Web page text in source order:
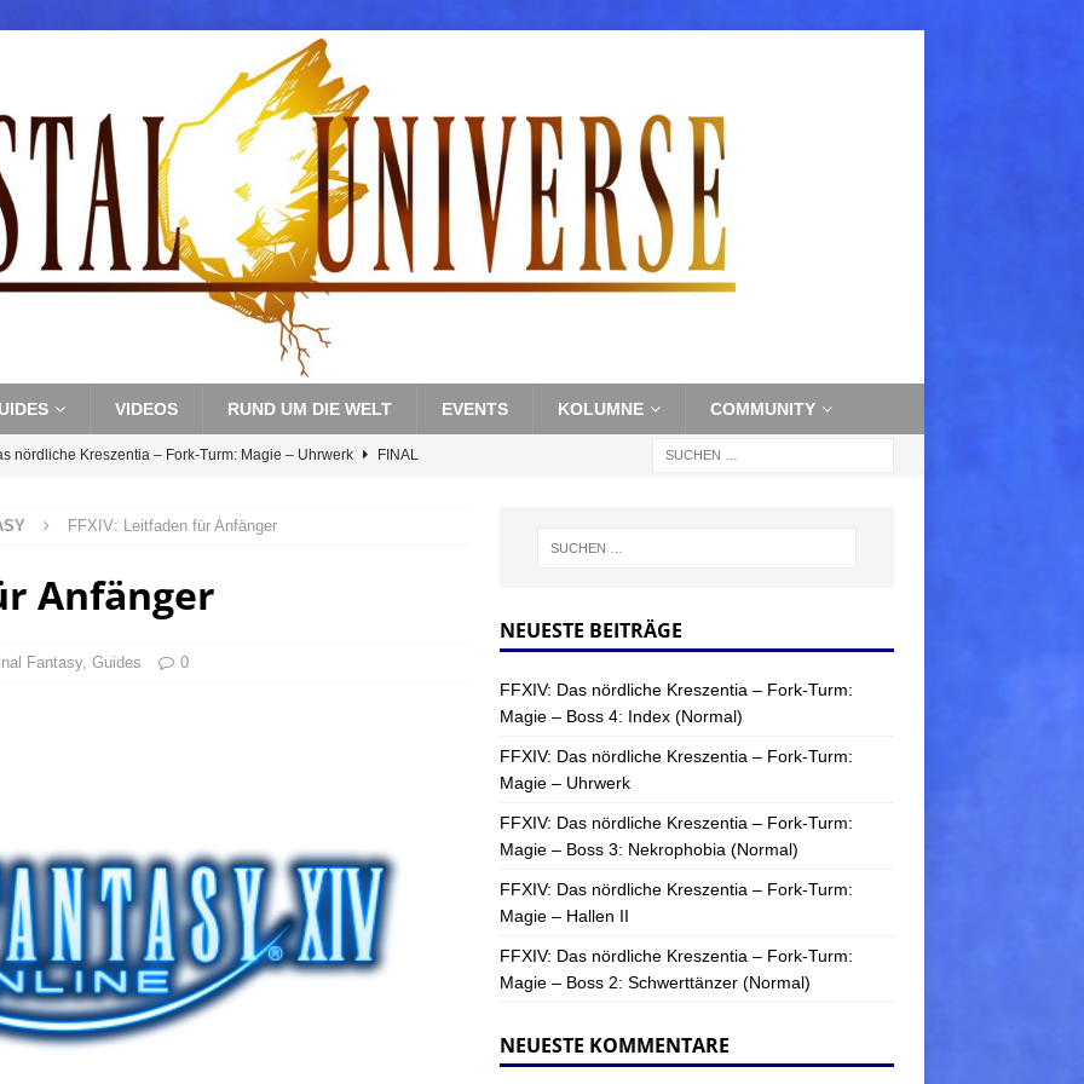
VIDEOS RUND UM DIE WELT EVENTS KOLUMNE COMMUNITY
nördliche Kreszentia – Fork-Turm: Magie – Uhrwerk FINAL
nördliche Kreszentia – Fork-Turm: Magie – Boss 3: Nekrophobia
nördliche Kreszentia – Fork-Turm: Magie – Hallen II
FFXIV: Leitfaden für Anfänger
Anfänger
Fantasy, Guides 0
NEUESTE BEITRÄGE
FFXIV: Das nördliche Kreszentia – Fork-Turm:
Magie – Boss 4: Index (Normal)
FFXIV: Das nördliche Kreszentia – Fork-Turm:
Magie – Uhrwerk
FFXIV: Das nördliche Kreszentia – Fork-Turm:
Magie – Boss 3: Nekrophobia (Normal)
FFXIV: Das nördliche Kreszentia – Fork-Turm:
Magie – Hallen II
FFXIV: Das nördliche Kreszentia – Fork-Turm:
Magie – Boss 2: Schwerttänzer (Normal)
NEUESTE KOMMENTARE